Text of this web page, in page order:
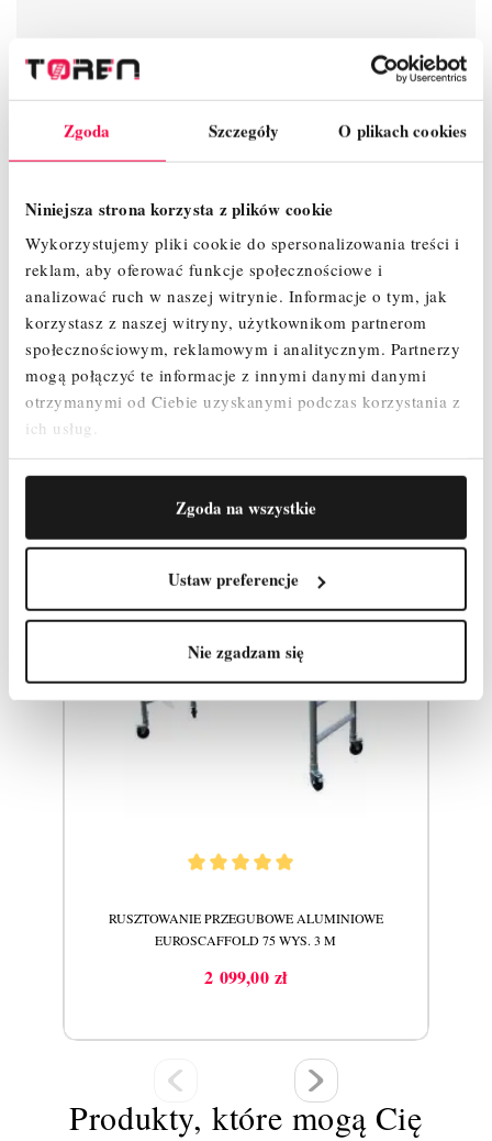
Zgoda Szczegóły O plikach cookies
Niniejsza strona korzysta z plików cookie
Wykorzystujemy pliki cookie do spersonalizowania treści i
reklam, aby oferować funkcje społecznościowe i
analizować ruch w naszej witrynie. Informacje o tym, jak
korzystasz z naszej witryny, użytkownikom partnerom
społecznościowym, reklamowym i analitycznym. Partnerzy
mogą połączyć te informacje z innymi danymi danymi
otrzymanymi od Ciebie uzyskanymi podczas korzystania z
ich usług.
Zgoda na wszystkie
Ustaw preferencje
Nie zgadzam się
Produkty powiązane
RUSZTOWANIE PRZEGUBOWE ALUMINIOWE
EUROSCAFFOLD 75 WYS. 3 M
Cena
2 099,00 zł
Produkty, które mogą Cię